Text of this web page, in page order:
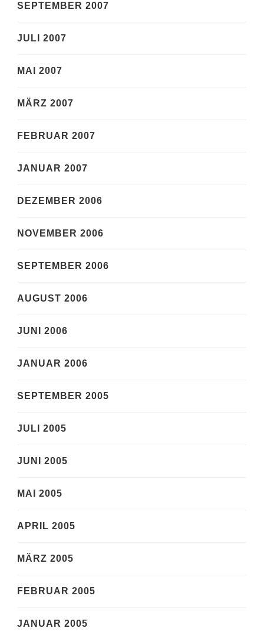
SEPTEMBER 2007
JULI 2007
MAI 2007
MÄRZ 2007
FEBRUAR 2007
JANUAR 2007
DEZEMBER 2006
NOVEMBER 2006
SEPTEMBER 2006
AUGUST 2006
JUNI 2006
JANUAR 2006
SEPTEMBER 2005
JULI 2005
JUNI 2005
MAI 2005
APRIL 2005
MÄRZ 2005
FEBRUAR 2005
JANUAR 2005